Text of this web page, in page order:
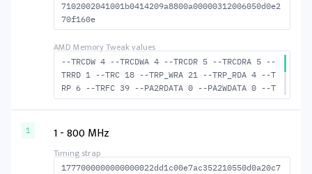
7102002041001b0414209a8800a00000312006050d0e2
70f160e
--TRCDW 4 --TRCDWA 4 --TRCDR 5 --TRCDRA 5 --
TRRD 1 --TRC 18 --TRP_WRA 21 --TRP_RDA 4 --T
RP 6 --TRFC 39 --PA2RDATA 0 --PA2WDATA 0 --T
FAW 0 --TCRCRL 1 --TCRCWL 1 --TFAW32 2 --ACT
--RAS2RAS 39 --RP 15 --WRPLUSRP 22 --BUS_TUR
1 1 - 800 MHz
1777000000000000022dd1c00e7ac352210550d0a20c7